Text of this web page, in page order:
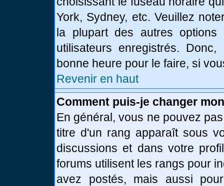
York, Sydney, etc. Veuillez
la plupart des autres options
utilisateurs enregistrés.
bonne heure pour le faire, si
Revenir en haut
Comment puis-je changer
En général, vous ne pouvez
titre d'un rang apparaît sous
discussions et dans votre
forums utilisent les rangs pour
avez postés, mais aussi